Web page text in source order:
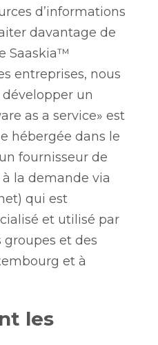
d’informations
davantage de
Saaskia™
entreprises, nous
un
as a service» est
hébergée dans le
fournisseur de
la demande via
qui est
et utilisé par
groupes et des
et à
les